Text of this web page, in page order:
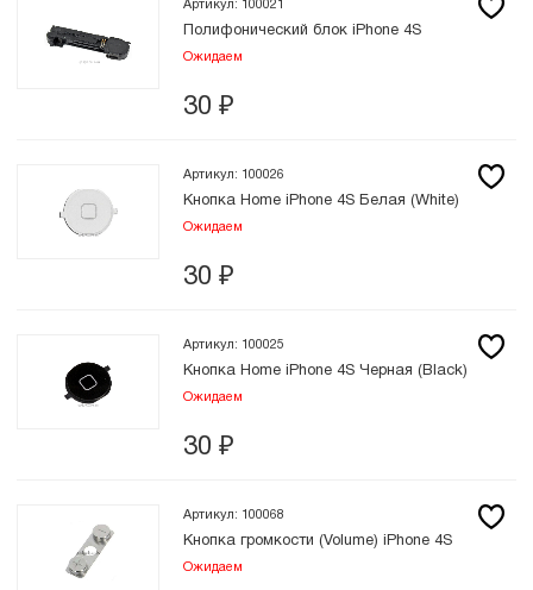
Артикул: 100021
Полифонический блок iPhone 4S
Ожидаем
30 ₽
Артикул: 100026
Кнопка Home iPhone 4S Белая (White)
Ожидаем
30 ₽
Артикул: 100025
Кнопка Home iPhone 4S Черная (Black)
Ожидаем
30 ₽
Артикул: 100068
Кнопка громкости (Volume) iPhone 4S
Ожидаем